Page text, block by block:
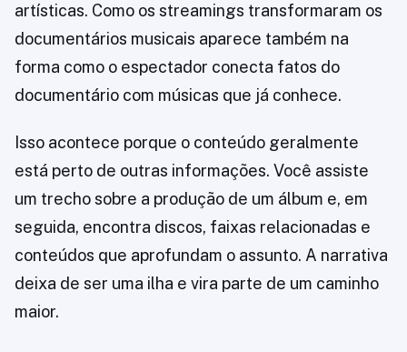
artísticas. Como os streamings transformaram os
documentários musicais aparece também na
forma como o espectador conecta fatos do
documentário com músicas que já conhece.
Isso acontece porque o conteúdo geralmente
está perto de outras informações. Você assiste
um trecho sobre a produção de um álbum e, em
seguida, encontra discos, faixas relacionadas e
conteúdos que aprofundam o assunto. A narrativa
deixa de ser uma ilha e vira parte de um caminho
maior.